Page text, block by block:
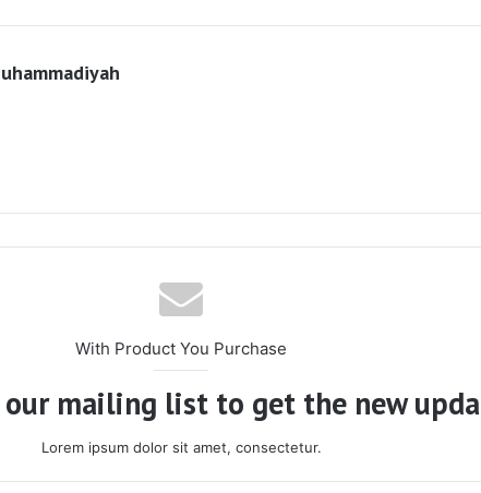
With Product You Purchase
mailing list to get the new
Lorem ipsum dolor sit amet, consectetur.